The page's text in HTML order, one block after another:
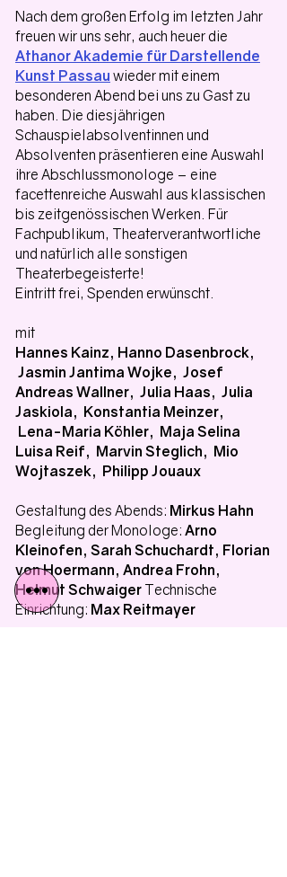
Nach dem großen Erfolg im letzten Jahr
freuen wir uns sehr, auch heuer die
Athanor Akademie für Darstellende
Kunst Passau wieder mit einem
besonderen Abend bei uns zu Gast zu
haben. Die diesjährigen
Schauspielabsolventinnen und
Absolventen präsentieren eine Auswahl
ihre Abschlussmonologe – eine
facettenreiche Auswahl aus klassischen
bis zeitgenössischen Werken. Für
Fachpublikum, Theaterverantwortliche
und natürlich alle sonstigen
Theaterbegeisterte!
Eintritt frei, Spenden erwünscht.
mit
Hannes Kainz, Hanno Dasenbrock,
Jasmin Jantima Wojke, Josef
Andreas Wallner, Julia Haas, Julia
Jaskiola, Konstantia Meinzer,
Lena-Maria Köhler, Maja Selina
Luisa Reif, Marvin Steglich, Mio
Wojtaszek, Philipp Jouaux
Gestaltung des Abends: Mirkus Hahn
Begleitung der Monologe: Arno
Kleinofen, Sarah Schuchardt, Florian
von Hoermann, Andrea Frohn,
Helmut Schwaiger Technische
Einrichtung: Max Reitmayer